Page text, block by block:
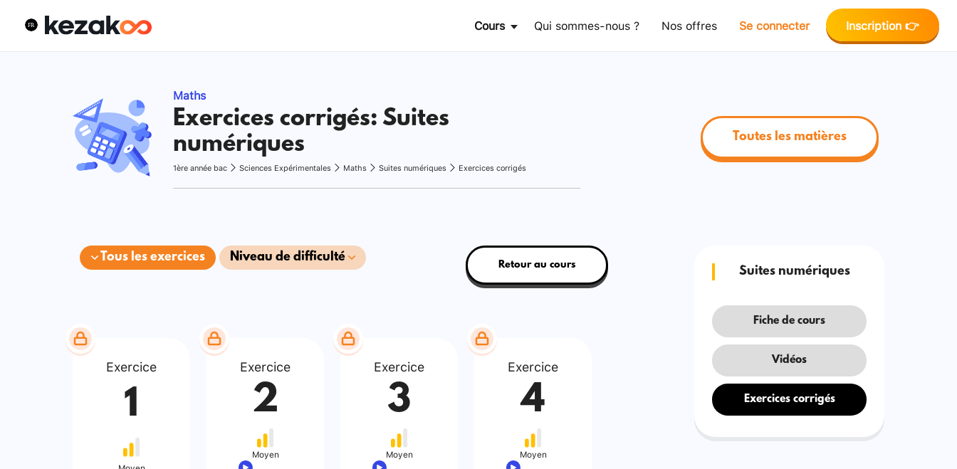
Cours Qui sommes-nous ? Nos offres Se connecter Inscription 👉
Maths
Exercices corrigés: Suites
numériques
1ère année bac Sciences Expérimentales Maths Suites numériques Exercices corrigés
Toutes les matières
Tous les exercices Niveau de difficulté
Retour au cours
Exercice
1
Exercice
2
Moyen
Exercice
3
Moyen
Exercice
4
Moyen
Suites numériques
Fiche de cours
Vidéos
Exercices corrigés